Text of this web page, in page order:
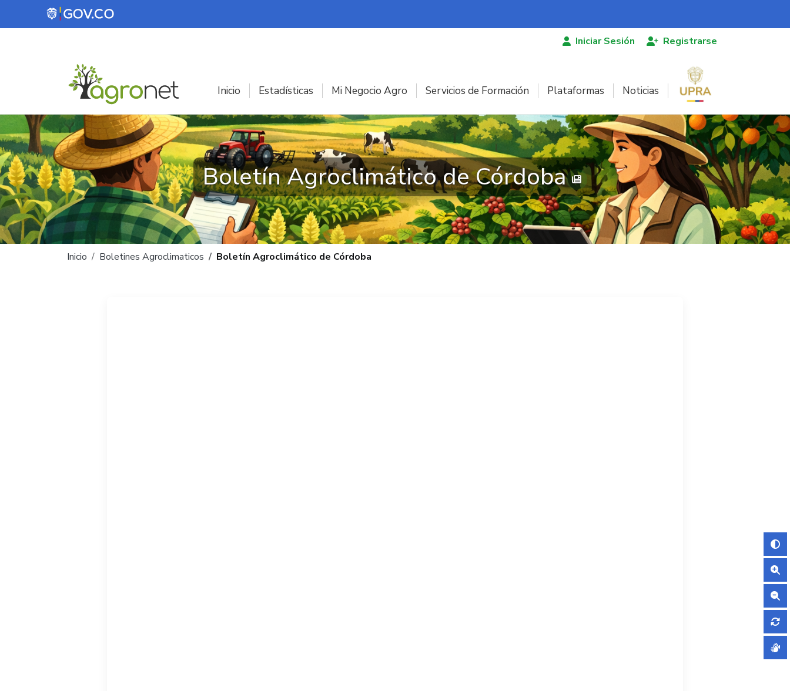
Pasar al contenido principal
Iniciar Sesión Registrarse
Inicio Estadísticas Mi Negocio Agro Servicios de Formación Plataformas Noticias
Boletín Agroclimático de Córdoba
Ruta de navegación
Inicio Boletines Agroclimaticos Boletín Agroclimático de Córdoba